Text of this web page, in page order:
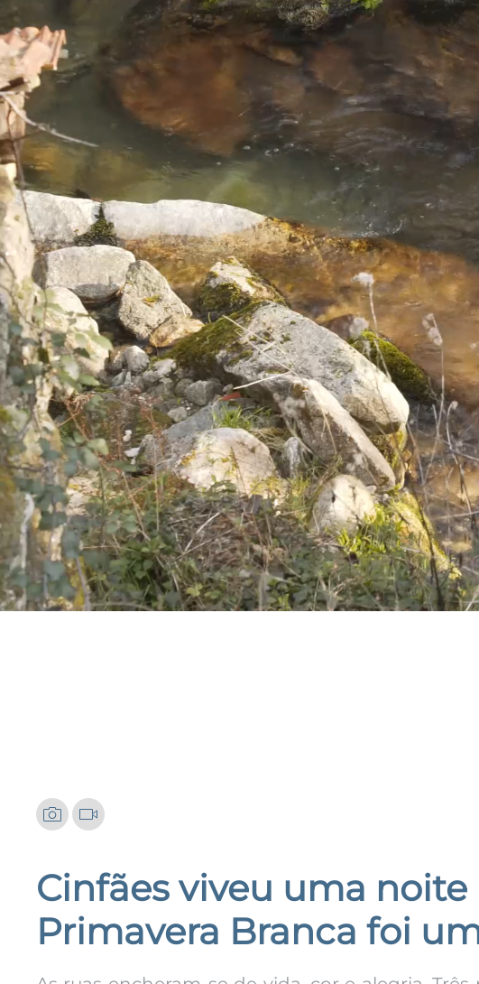
Cinfães viveu uma
Primavera Branca foi